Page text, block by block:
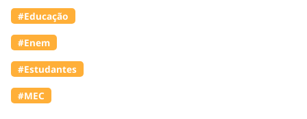
#Educação
#Enem
#Estudantes
#MEC